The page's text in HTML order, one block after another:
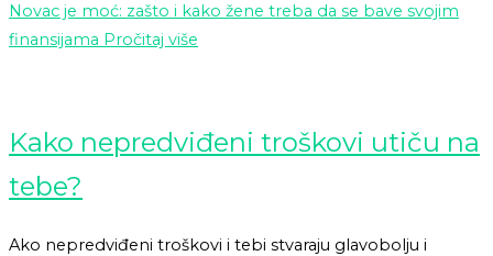
Novac je moć: zašto i kako žene treba da se bave svojim
finansijama Pročitaj više
Kako nepredviđeni troškovi utiču na
tebe?
Ako nepredviđeni troškovi i tebi stvaraju glavobolju i